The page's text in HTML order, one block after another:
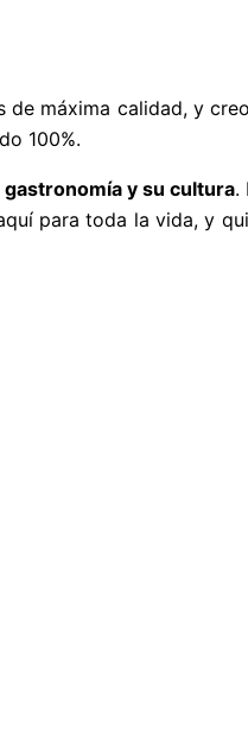
máxima calidad, y
100%.
gastronomía y su cultura.
para toda la vida, y